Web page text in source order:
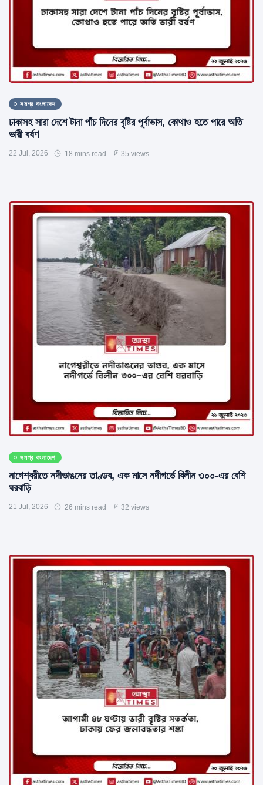
সমগ্র বাংলাদেশ
ঢাকাসহ সারা দেশে টানা পাঁচ দিনের বৃষ্টির পূর্বাভাস, কোথাও হতে পারে অতি
ভারী বর্ষণ
22 Jul, 2026 18 mins read 35 views
সমগ্র বাংলাদেশ
নাগেশ্বরীতে নদীভাঙনের তাণ্ডব, এক মাসে নদীগর্ভে বিলীন ৩০০-এর বেশি
ঘরবাড়ি
21 Jul, 2026 26 mins read 32 views